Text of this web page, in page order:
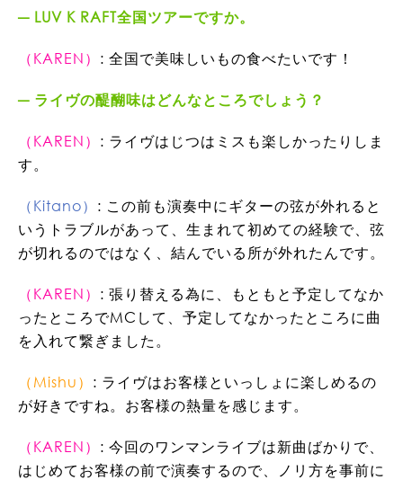
LUV K RAFT全国ツアーですか。
（KAREN） : 全国で美味しいもの食べたいです！
ライヴの醍醐味はどんなところでしょう？
（KAREN） : ライヴはじつはミスも楽しかったりしま
す。
（Kitano） : この前も演奏中にギターの弦が外れると
いうトラブルがあって、生まれて初めての経験で、弦
が切れるのではなく、結んでいる所が外れたんです。
（KAREN） : 張り替える為に、もともと予定してなか
ったところでMCして、予定してなかったところに曲
を入れて繋ぎました。
（Mishu） : ライヴはお客様といっしょに楽しめるの
が好きですね。お客様の熱量を感じます。
（KAREN） : 今回のワンマンライブは新曲ばかりで、
はじめてお客様の前で演奏するので、ノリ方を事前に